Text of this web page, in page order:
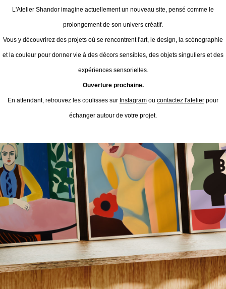
L'Atelier Shandor imagine actuellement un nouveau site, pensé comme le
prolongement de son univers créatif.
Vous y découvrirez des projets où se rencontrent l'art, le design, la scénographie
et la couleur pour donner vie à des décors sensibles, des objets singuliers et des
expériences sensorielles.
Ouverture prochaine.
En attendant, retrouvez les coulisses sur Instagram ou contactez l'atelier pour
échanger autour de votre projet.